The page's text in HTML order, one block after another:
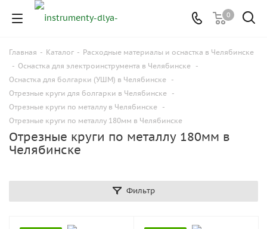
0
Главная - Каталог - Расходные материалы и оснастка в Челябинске
- Оснастка для электроинструмента в Челябинске -
Оснастка для болгарки (УШМ) в Челябинске -
Отрезные круги для болгарки в Челябинске -
Отрезные круги по металлу в Челябинске -
Отрезные круги по металлу 180мм в Челябинске
Отрезные круги по металлу 180мм в
Челябинске
Фильтр